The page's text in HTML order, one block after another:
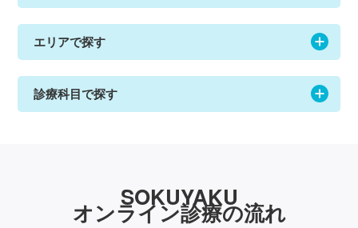
エリアで探す
診療科目で探す
SOKUYAKU
オンライン診療の流れ